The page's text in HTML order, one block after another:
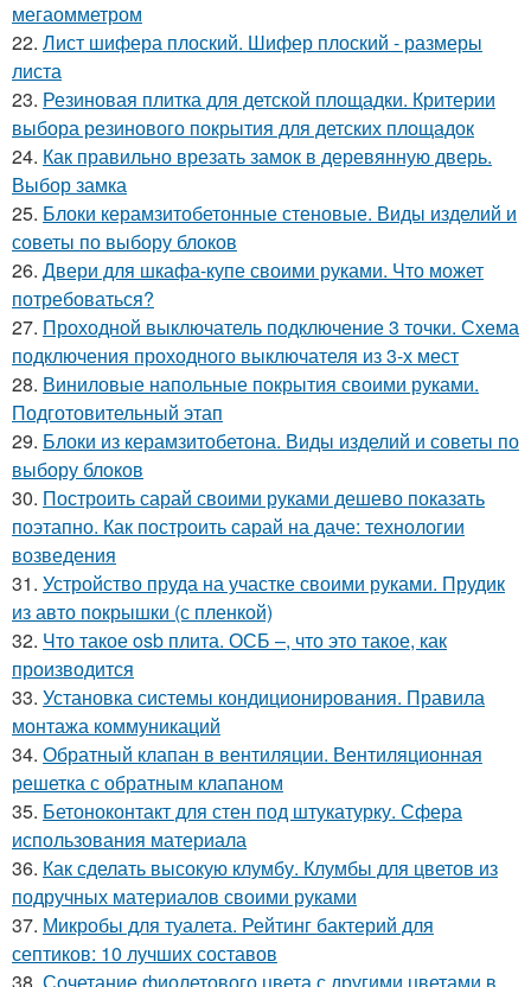
мегаомметром
22. Лист шифера плоский. Шифер плоский - размеры
листа
23. Резиновая плитка для детской площадки. Критерии
выбора резинового покрытия для детских площадок
24. Как правильно врезать замок в деревянную дверь.
Выбор замка
25. Блоки керамзитобетонные стеновые. Виды изделий и
советы по выбору блоков
26. Двери для шкафа-купе своими руками. Что может
потребоваться?
27. Проходной выключатель подключение 3 точки. Схема
подключения проходного выключателя из 3-х мест
28. Виниловые напольные покрытия своими руками.
Подготовительный этап
29. Блоки из керамзитобетона. Виды изделий и советы по
выбору блоков
30. Построить сарай своими руками дешево показать
поэтапно. Как построить сарай на даче: технологии
возведения
31. Устройство пруда на участке своими руками. Прудик
из авто покрышки (с пленкой)
32. Что такое osb плита. ОСБ –, что это такое, как
производится
33. Установка системы кондиционирования. Правила
монтажа коммуникаций
34. Обратный клапан в вентиляции. Вентиляционная
решетка с обратным клапаном
35. Бетоноконтакт для стен под штукатурку. Сфера
использования материала
36. Как сделать высокую клумбу. Клумбы для цветов из
подручных материалов своими руками
37. Микробы для туалета. Рейтинг бактерий для
септиков: 10 лучших составов